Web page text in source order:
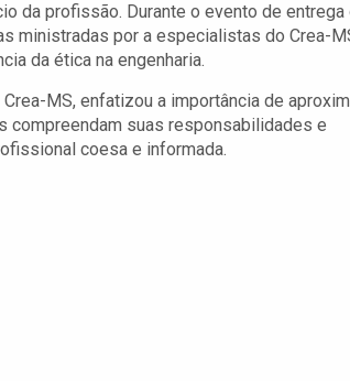
da profissão. Durante o evento de entrega
ministradas por a especialistas do Crea-
da ética na engenharia.
MS, enfatizou a importância de
compreendam suas responsabilidades e
coesa e informada.